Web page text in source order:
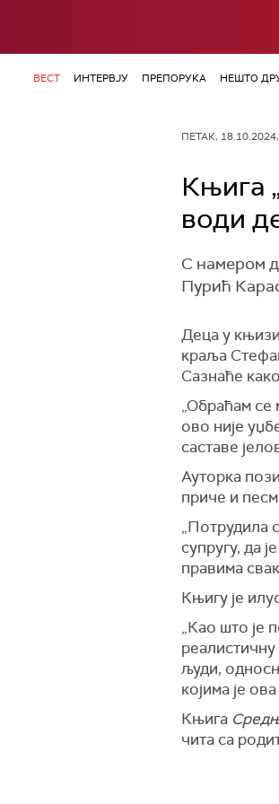
ВЕСТ ИНТЕРВЈУ ПРЕПОРУКА НЕШТО
ПЕТАК,
Књига
води
С намером
Пурић
Деца у
краља
Сазнаће
„Обраћам се
ово није
саставе
Ауторка
приче и
„Потрудила
супругу, да
правима
Књигу је
„Као што је
људи,
којима је
Књига
чита са